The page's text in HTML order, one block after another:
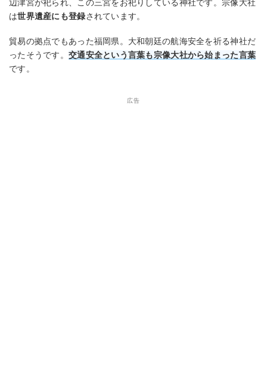
辺津宮が祀られ、この三宮をお祀りしている神社です。宗像大社
は世界遺産にも登録されています。
貿易の拠点でもあった福岡県。大和朝廷の航海安全を祈る神社だ
ったそうです。 交通安全という言葉も宗像大社から始まった言葉
です。
広告